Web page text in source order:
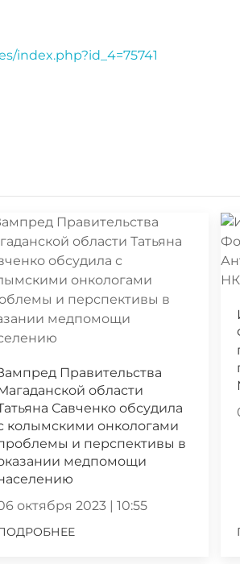
index.php?id_4=75741
Правительства
области
Савченко обсудила
колымскими онкологами
и перспективы в
медпомощи
октября 2023 | 10:55